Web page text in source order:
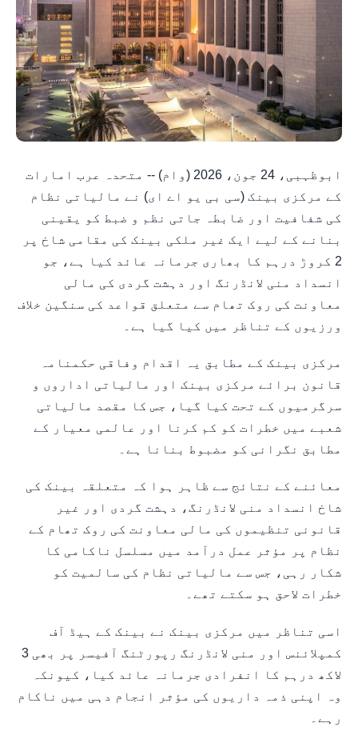
ابوظہبی، 24 جون، 2026 (وام) -- متحدہ عرب امارات
کے مرکزی بینک (سی بی یو اے ای) نے مالیاتی نظام
کی شفافیت اور ضابطہ جاتی نظم و ضبط کو یقینی
بنانے کے لیے ایک غیر ملکی بینک کی مقامی شاخ پر
2 کروڑ درہم کا بھاری جرمانہ عائد کیا ہے، جو
انسداد منی لانڈرنگ اور دہشت گردی کی مالی
معاونت کی روک تھام سے متعلق قواعد کی سنگین خلاف
ورزیوں کے تناظر میں کیا گیا ہے۔
مرکزی بینک کے مطابق یہ اقدام وفاقی حکمنامہ
قانون برائے مرکزی بینک اور مالیاتی اداروں و
سرگرمیوں کے تحت کیا گیا، جس کا مقصد مالیاتی
شعبے میں خطرات کو کم کرنا اور عالمی معیار کے
مطابق نگرانی کو مضبوط بنانا ہے۔
معائنے کے نتائج سے ظاہر ہوا کہ متعلقہ بینک کی
شاخ انسداد منی لانڈرنگ، دہشت گردی اور غیر
قانونی تنظیموں کی مالی معاونت کی روک تھام کے
نظام پر مؤثر عمل درآمد میں مسلسل ناکامی کا
شکار رہی، جس سے مالیاتی نظام کی سالمیت کو
خطرات لاحق ہو سکتے تھے۔
اسی تناظر میں مرکزی بینک نے بینک کے ہیڈ آف
کمپلائنس اور منی لانڈرنگ رپورٹنگ آفیسر پر بھی 3
لاکھ درہم کا انفرادی جرمانہ عائد کیا، کیونکہ
وہ اپنی ذمہ داریوں کی مؤثر انجام دہی میں ناکام
رہے۔